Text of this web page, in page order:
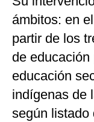
ámbitos: en
partir de los
de
educación
indígenas de
según listado